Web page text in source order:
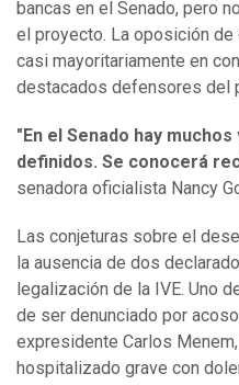
bancas en el Senado, pero
el proyecto. La oposición
casi mayoritariamente en
destacados defensores del
"En el Senado hay
definidos. Se conocerá
senadora oficialista Nancy
Las conjeturas sobre el
la ausencia de dos
legalización de la IVE. Uno
de ser denunciado por
expresidente Carlos
hospitalizado grave con